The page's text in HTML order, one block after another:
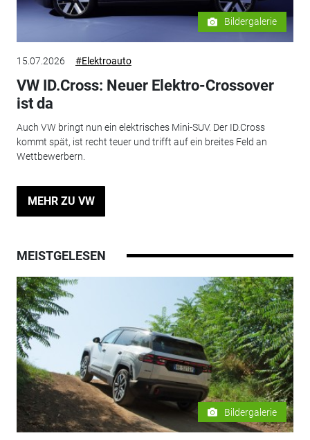
Bildergalerie
15.07.2026 #Elektroauto
VW ID.Cross: Neuer Elektro-Crossover
ist da
Auch VW bringt nun ein elektrisches Mini-SUV. Der ID.Cross
kommt spät, ist recht teuer und trifft auf ein breites Feld an
Wettbewerbern.
MEHR ZU VW
MEISTGELESEN
Bildergalerie